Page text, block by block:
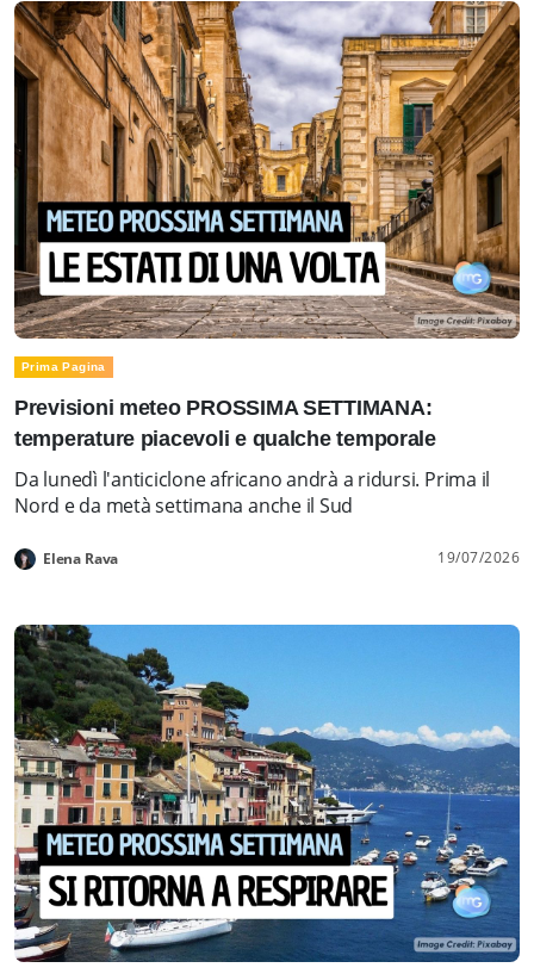
Prima Pagina
Previsioni meteo PROSSIMA SETTIMANA:
temperature piacevoli e qualche temporale
Da lunedì l'anticiclone africano andrà a ridursi. Prima il
Nord e da metà settimana anche il Sud
Elena Rava 19/07/2026